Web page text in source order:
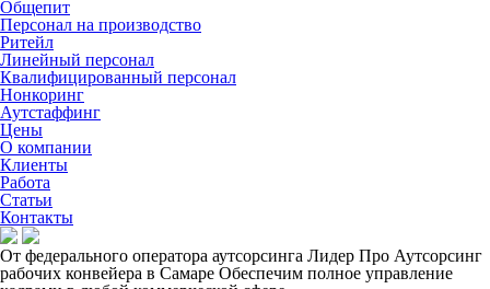
Общепит
Персонал на производство
Ритейл
Линейный персонал
Квалифицированный персонал
Нонкоринг
Аутстаффинг
Цены
О компании
Клиенты
Работа
Статьи
Контакты
От федерального оператора аутсорсинга Лидер Про Аутсорсинг
рабочих конвейера в Самаре Обеспечим полное управление